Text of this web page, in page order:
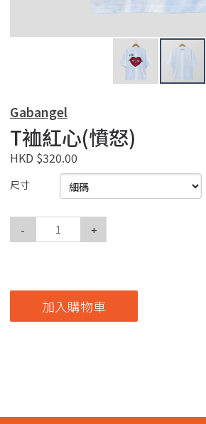
Gabangel
T裇紅心(憤怒)
HKD $320.00
尺寸
- +
加入購物車